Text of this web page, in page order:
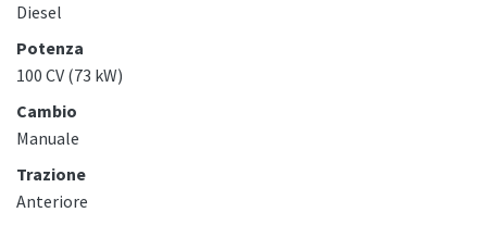
Diesel
Potenza
100 CV (73 kW)
Cambio
Manuale
Trazione
Anteriore